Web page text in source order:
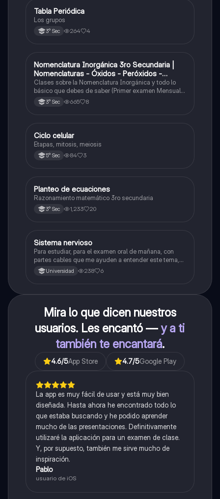
Química
Tabla Periódica
Los grupos
3° Sec 264 4
Química
Nomenclatura Inorgánica 3ro Secundaria |
Nomenclaturas - Óxidos - Peróxidos -
Hidróxido o Bases
Clases sobre la Nomenclatura Inorgánica y todo lo
básico que debes de saber (Primer examen Mensual
2025)3° Sec 665 8
Biología
Ciclo celular
Etapas, mitosis, meiosis
5° Sec 84 3
Matemáticas
Planteo de ecuaciones
Razonamiento matemático 3ro secundaria
3° Sec 1,233 20
Biología
Sistema nervioso
Para estudiar, para el examen oral de mañana, con
partes cables que me ayuden a entender este tema,
porque se me complica un poco ya que el tema es
muy extenso y quisiera poder lograr entenderlo
Universidad 238 6
Mira lo que dicen nuestros
usuarios. Les encantó —y a ti
también te encantará.
4.6/5App Store 4.7/5Google Play
La app es muy fácil de usar y está muy bien
diseñada. Hasta ahora he encontrado todo lo
que estaba buscando y he podido aprender
mucho de las presentaciones. Definitivamente
utilizaré la aplicación para un examen de clase.
Y, por supuesto, también me sirve mucho de
inspiración.
Pablo
usuario de iOS